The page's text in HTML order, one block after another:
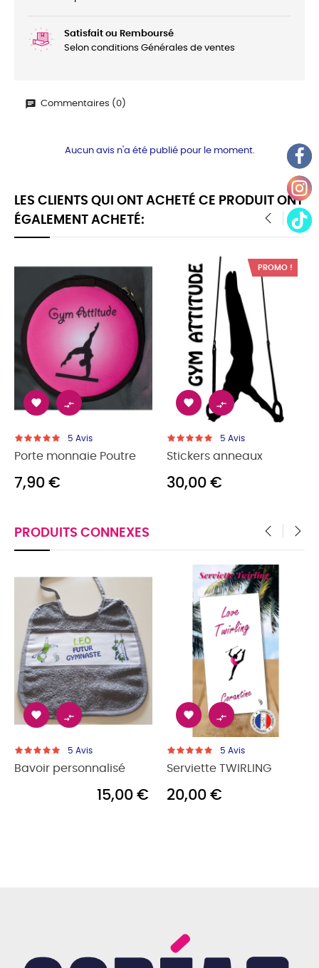
Satisfait ou Remboursé
Selon conditions Générales de ventes
Commentaires (0)
Aucun avis n'a été publié pour le moment.
LES CLIENTS QUI ONT ACHETÉ CE PRODUIT ONT
ÉGALEMENT ACHETÉ:
 
5 Avis
Porte monnaie Poutre
7,90 €
PROMO !
 
5 Avis
Stickers anneaux
30,00 €
PRODUITS CONNEXES
 
5 Avis
Bavoir personnalisé
15,00 €
 
5 Avis
Serviette TWIRLING
20,00 €